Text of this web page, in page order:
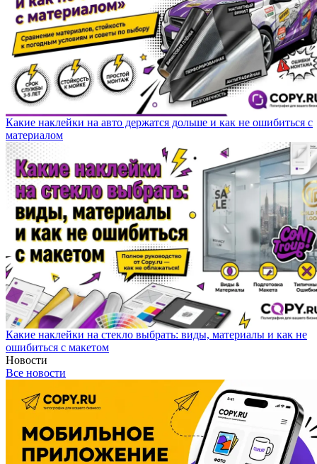
Какие наклейки на авто держатся дольше и как не ошибиться с
материалом
Какие наклейки на стекло выбрать: виды, материалы и как не
ошибиться с макетом
Новости
Все новости